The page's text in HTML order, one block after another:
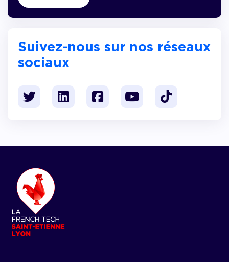
Suivez-nous sur nos réseaux
sociaux